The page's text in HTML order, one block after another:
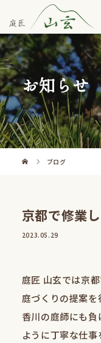
お知らせ
ブログ
京都で修業
2023.05.29
庭匠 山玄では京
庭づくりの提案
香川の庭師にも
ように丁寧な仕